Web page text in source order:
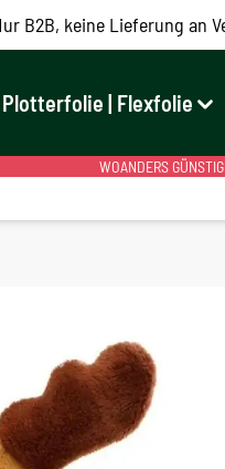
B2B, keine Lieferung an
Plotterfolie | Flexfolie
WOANDERS